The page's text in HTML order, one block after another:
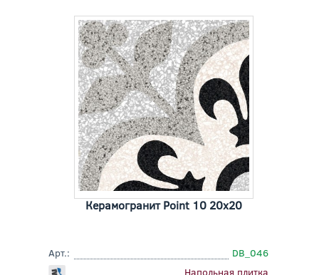
Керамогранит Point 10 20x20
Арт.:
DB_046
Напольная плитка